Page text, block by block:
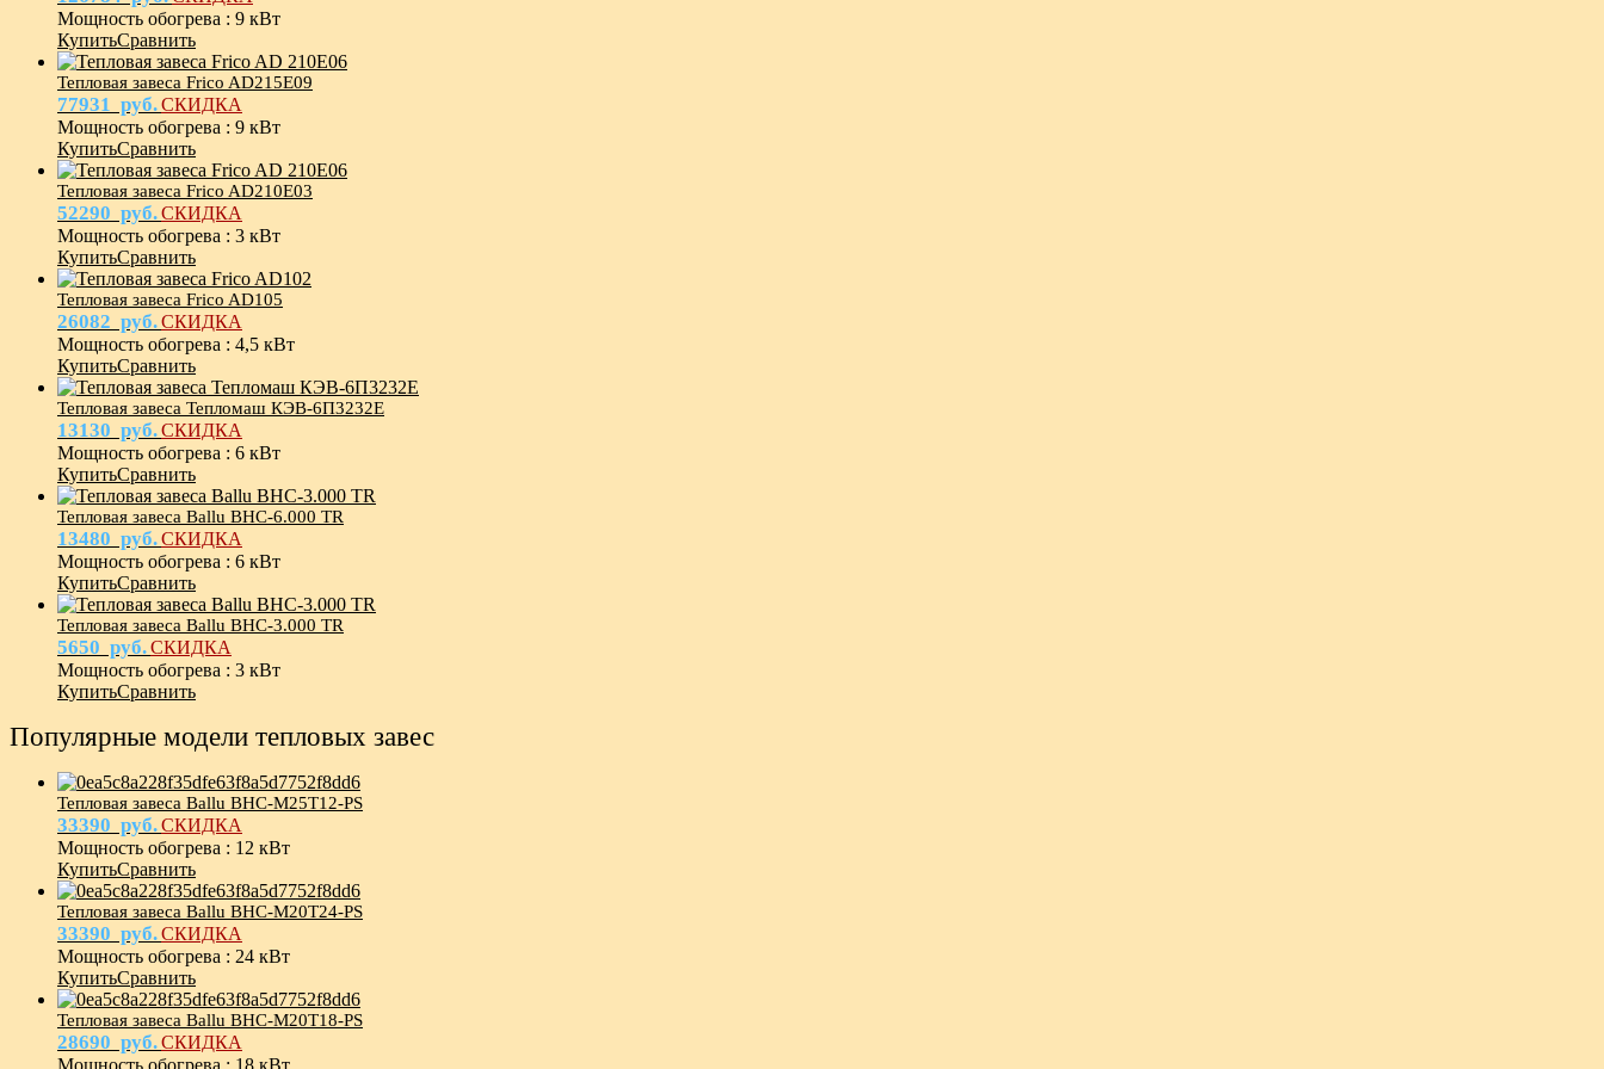
Мощность обогрева : 9 кВт
КупитьСравнить
Тепловая завеса Frico AD215E09
77931 руб.СКИДКА
Мощность обогрева : 9 кВт
КупитьСравнить
Тепловая завеса Frico AD210E03
52290 руб.СКИДКА
Мощность обогрева : 3 кВт
КупитьСравнить
Тепловая завеса Frico AD105
26082 руб.СКИДКА
Мощность обогрева : 4,5 кВт
КупитьСравнить
Тепловая завеса Тепломаш КЭВ-6П3232Е
13130 руб.СКИДКА
Мощность обогрева : 6 кВт
КупитьСравнить
Тепловая завеса Ballu BHC-6.000 TR
13480 руб.СКИДКА
Мощность обогрева : 6 кВт
КупитьСравнить
Тепловая завеса Ballu BHC-3.000 TR
5650 руб.СКИДКА
Мощность обогрева : 3 кВт
КупитьСравнить
Популярные модели тепловых завес
Тепловая завеса Ballu BHC-M25T12-PS
33390 руб.СКИДКА
Мощность обогрева : 12 кВт
КупитьСравнить
Тепловая завеса Ballu BHC-M20T24-PS
33390 руб.СКИДКА
Мощность обогрева : 24 кВт
КупитьСравнить
Тепловая завеса Ballu BHC-M20T18-PS
28690 руб.СКИДКА
Мощность обогрева : 18 кВт